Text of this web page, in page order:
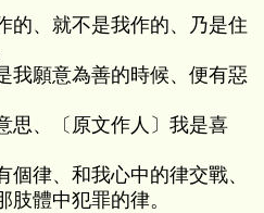
的、就不是我作的、乃是住
我願意為善的時候、便有惡
思、〔原文作人〕我是喜
個律、和我心中的律交戰、
肢體中犯罪的律。